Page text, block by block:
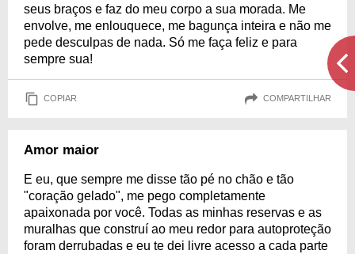
seus braços e faz do meu corpo a sua morada. Me
envolve, me enlouquece, me bagunça inteira e não me
pede desculpas de nada. Só me faça feliz e para
sempre sua!
COPIAR COMPARTILHAR
Amor maior
E eu, que sempre me disse tão pé no chão e tão
"coração gelado", me pego completamente
apaixonada por você. Todas as minhas reservas e as
muralhas que construí ao meu redor para autoproteção
foram derrubadas e eu te dei livre acesso a cada parte